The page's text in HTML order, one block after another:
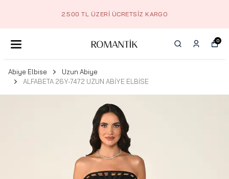
2.500 TL ÜZERI ÜCRETSIZ KARGO
0
Abiye Elbise
Uzun Abiye
ALFABETA 26Y-7472 UZUN ABİYE ELBİSE